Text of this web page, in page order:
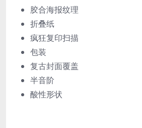
胶合海报纹理
折叠纸
疯狂复印扫描
包装
复古封面覆盖
半音阶
酸性形状